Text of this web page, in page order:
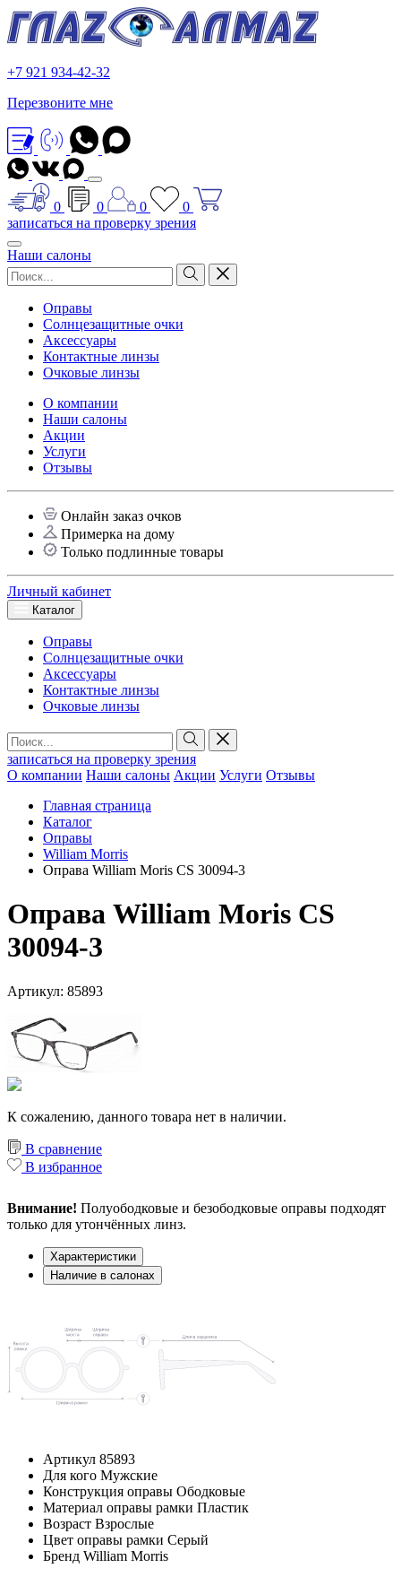
+7 921 934-42-32
Перезвоните мне
0 0 0
0
записаться на проверку зрения
Наши салоны
Оправы
Солнцезащитные очки
Аксессуары
Контактные линзы
Очковые линзы
О компании
Наши салоны
Акции
Услуги
Отзывы
Онлайн заказ очков
Примерка на дому
Только подлинные товары
Личный кабинет
Каталог
Оправы
Солнцезащитные очки
Аксессуары
Контактные линзы
Очковые линзы
записаться на проверку зрения
О компании Наши салоны Акции Услуги Отзывы
Главная страница
Каталог
Оправы
William Morris
Оправа William Moris CS 30094-3
Оправа William Moris CS
30094-3
Артикул: 85893
К сожалению, данного товара нет в наличии.
В сравнение
В избранное
Внимание! Полуободковые и безободковые оправы подходят
только для утончённых линз.
Характеристики
Наличие в салонах
Артикул 85893
Для кого Мужские
Конструкция оправы Ободковые
Материал оправы рамки Пластик
Возраст Взрослые
Цвет оправы рамки Серый
Бренд William Morris